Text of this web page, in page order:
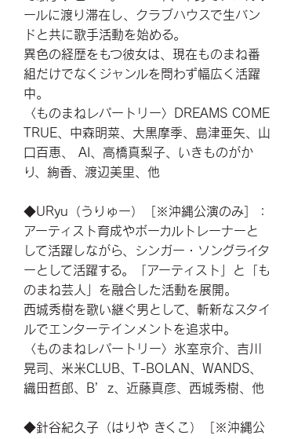
ールに渡り滞在し、クラブハウスで生バン
ドと共に歌手活動を始める。
異色の経歴をもつ彼女は、現在ものまね番
組だけでなくジャンルを問わず幅広く活躍
中。
〈ものまねレパートリー〉DREAMS COME
TRUE、中森明菜、大黒摩季、島津亜矢、山
口百恵、 AI、高橋真梨子、いきものがか
り、絢香、渡辺美里、他
◆URyu（うりゅー）［※沖縄公演のみ］：
アーティスト育成やボーカルトレーナーと
して活躍しながら、シンガー・ソングライタ
ーとして活躍する。「アーティスト」と「も
のまね芸人」を融合した活動を展開。
西城秀樹を歌い継ぐ男として、斬新なスタイ
ルでエンターテインメントを追求中。
〈ものまねレパートリー〉氷室京介、吉川
晃司、米米CLUB、T-BOLAN、WANDS、
織田哲郎、B’z、近藤真彦、西城秀樹、他
◆針谷紀久子（はりや きくこ）［※沖縄公